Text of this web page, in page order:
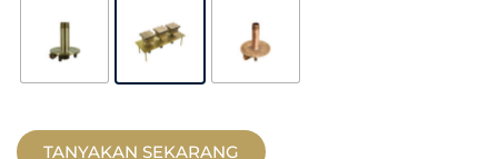
TANYAKAN SEKARANG